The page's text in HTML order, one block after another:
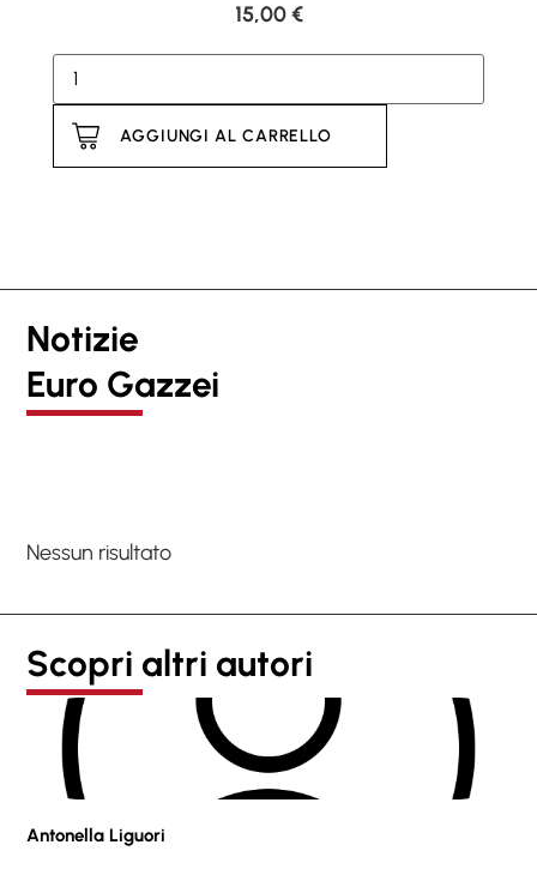
15,00€
AGGIUNGI AL CARRELLO
Notizie
Euro Gazzei
Nessun risultato
Scopri altri autori
Antonella Liguori